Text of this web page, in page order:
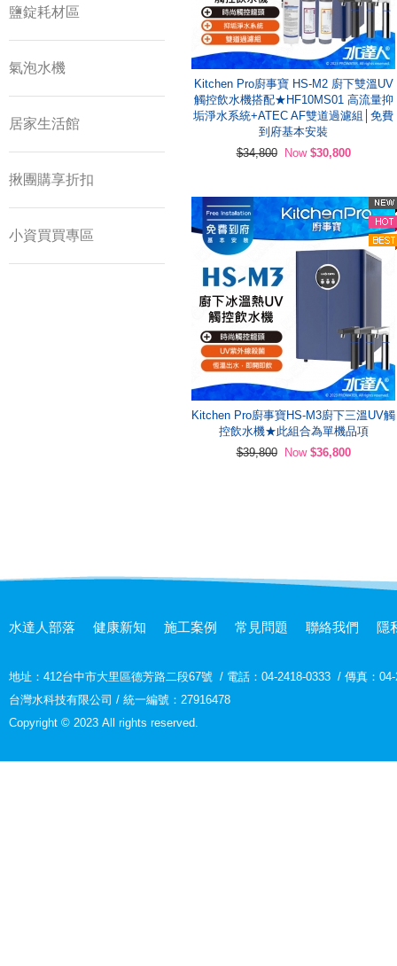
鹽錠耗材區
氣泡水機
居家生活館
揪團購享折扣
小資買買專區
Kitchen Pro廚事寶 HS-M2 廚下雙溫UV
觸控飲水機搭配★HF10MS01 高流量抑
垢淨水系統+ATEC AF雙道過濾組│免費
到府基本安裝
$34,800
Now $30,800
Kitchen Pro廚事寶HS-M3廚下三溫UV觸
控飲水機★此組合為單機品項
$39,800
Now $36,800
水達人部落 健康新知 施工案例 常見問題 聯絡我們 隱
地址： 412台中市大里區德芳路二段67號 / 電話：04-2418-0333 / 傳真：
台灣水科技有限公司 / 統一編號：27916478
Copyright © 2023 All rights reserved.